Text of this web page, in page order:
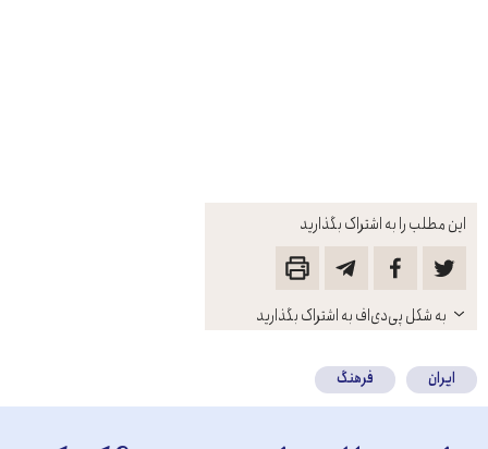
این مطلب را به اشتراک بگذارید
باز
کنید
به شکل پی‌دی‌اف به اشتراک بگذارید
ایران فرهنگ